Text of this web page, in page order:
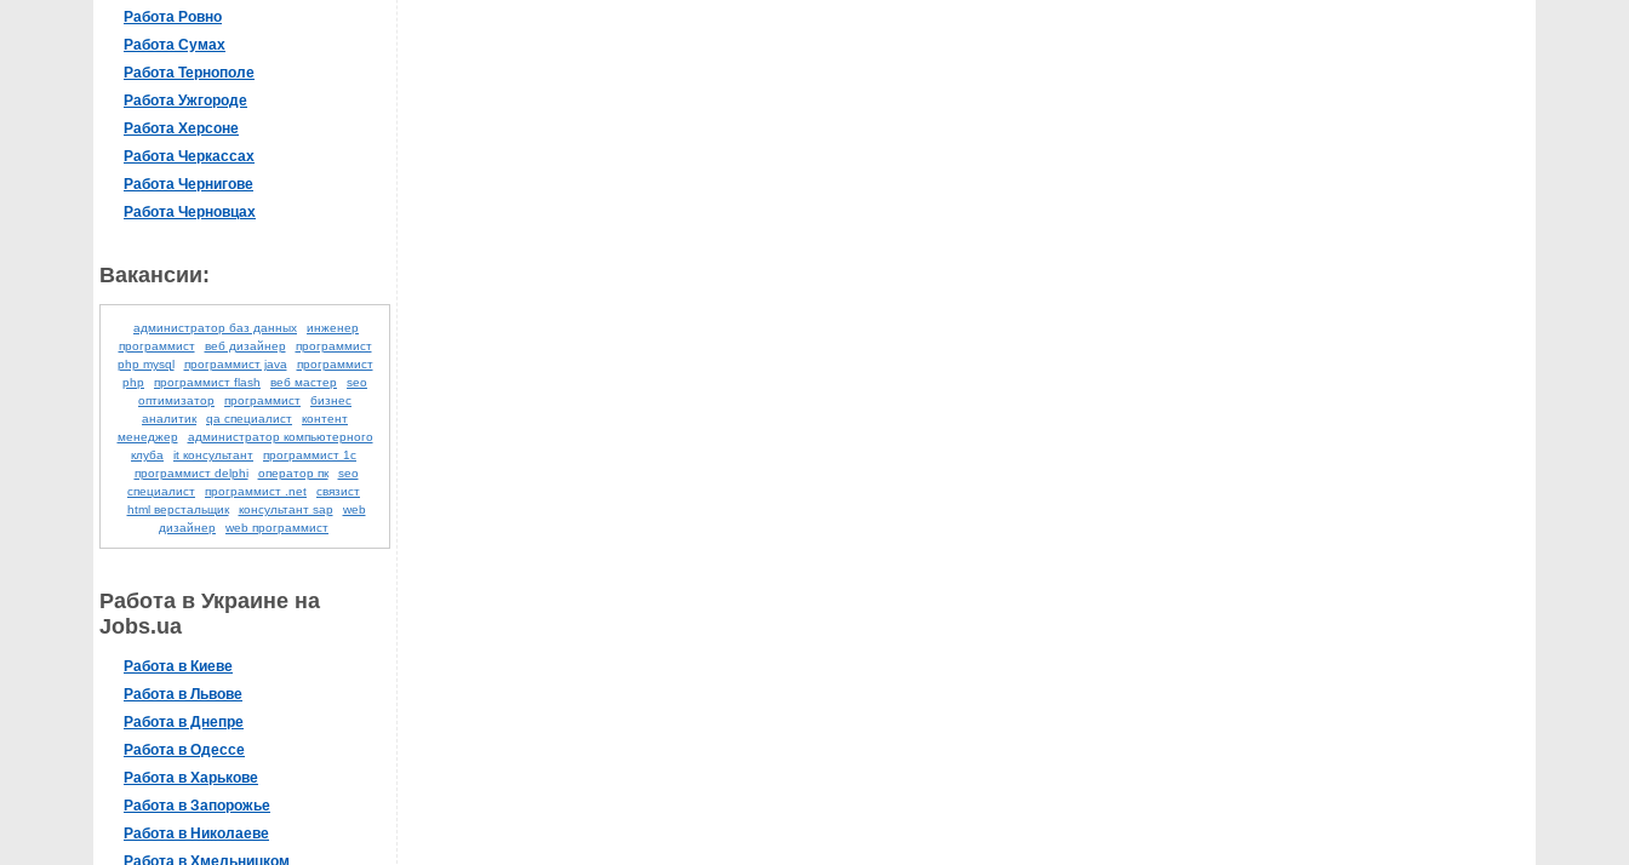
Работа Ровно
Работа Сумах
Работа Тернополе
Работа Ужгороде
Работа Херсоне
Работа Черкассах
Работа Чернигове
Работа Черновцах
Вакансии:
администратор баз данных
инженер
программист
веб дизайнер
программист
php mysql
программист java
программист
php
программист flash веб мастер
seo
оптимизатор
программист
бизнес
аналитик
qa специалист
контент
менеджер
администратор компьютерного
клуба
it консультант
программист 1с
программист delphi
оператор пк
seo
специалист
программист .net
связист
html верстальщик
консультант sap
web
дизайнер
web программист
Работа в Украине на
Jobs.ua
Работа в Киеве
Работа в Львове
Работа в Днепре
Работа в Одессе
Работа в Харькове
Работа в Запорожье
Работа в Николаеве
Работа в Хмельницком